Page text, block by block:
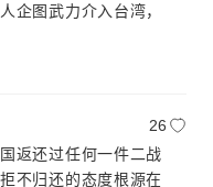
企图武力介入台湾，
26
返还过任何一件二战
不归还的态度根源在